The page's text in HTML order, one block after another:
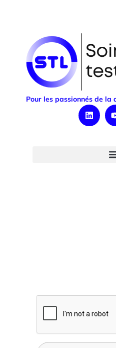
Pour les passionnés de la